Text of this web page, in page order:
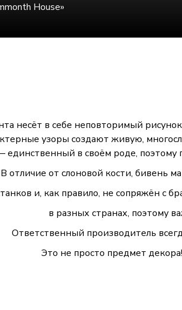
House»
несёт в себе неповторимый
узоры создают живую,
единственный в своём роде, поэтому
В отличие от слоновой кости, бивень
и, как правило, не сопряжён с
в разных странах, поэтому
Ответственный производитель
Это не просто предмет